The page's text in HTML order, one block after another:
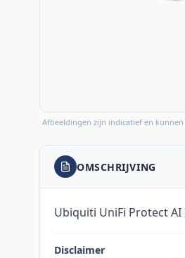
Afbeeldingen zijn indicatief en
OMSCHRIJVING
Ubiquiti UniFi Protect
Disclaimer